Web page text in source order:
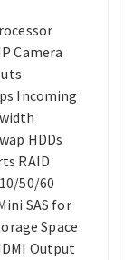
Camera
Incoming
HDDs
RAID
50/60
SAS for
Space
Output